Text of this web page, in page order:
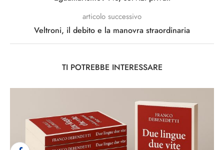
articolo successivo
Veltroni, il debito e la manovra straordinaria
TI POTREBBE INTERESSARE